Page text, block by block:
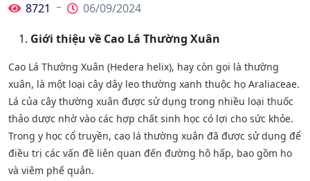
8721
06/09/2024
Giới thiệu về Cao Lá Thường Xuân
Cao Lá Thường Xuân (Hedera helix), hay còn gọi là thường
xuân, là một loại cây dây leo thường xanh thuộc họ Araliaceae.
Lá của cây thường xuân được sử dụng trong nhiều loại thuốc
thảo dược nhờ vào các hợp chất sinh học có lợi cho sức khỏe.
Trong y học cổ truyền, cao lá thường xuân đã được sử dụng để
điều trị các vấn đề liên quan đến đường hô hấp, bao gồm ho
và viêm phế quản.